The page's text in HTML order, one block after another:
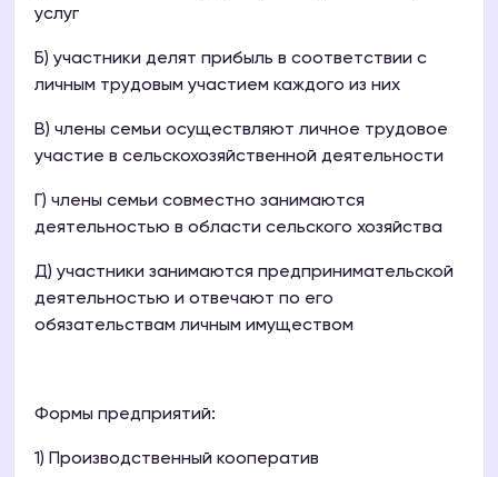
услуг
Б) участники делят прибыль в соответствии с
личным трудовым участием каждого из них
В) члены семьи осуществляют личное трудовое
участие в сельскохозяйственной деятельности
Г) члены семьи совместно занимаются
деятельностью в области сельского хозяйства
Д) участники занимаются предпринимательской
деятельностью и отвечают по его
обязательствам личным имуществом
Формы предприятий:
1) Производственный кооператив